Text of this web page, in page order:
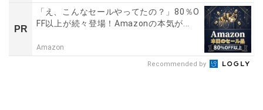
PR
「え、こんなセールやってたの？」80％O
FF以上が続々登場！Amazonの本気が...
Amazon
Recommended by